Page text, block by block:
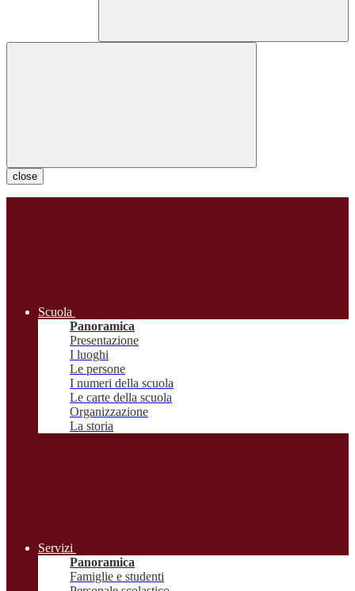
close
Scuola
Panoramica
Presentazione
I luoghi
Le persone
I numeri della scuola
Le carte della scuola
Organizzazione
La storia
Servizi
Panoramica
Famiglie e studenti